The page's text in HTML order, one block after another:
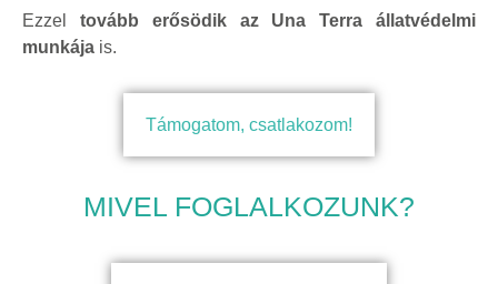
Ezzel
tovább erősödik az Una Terra állatvédelmi
munkája is.
Támogatom, csatlakozom!
MIVEL FOGLALKOZUNK?